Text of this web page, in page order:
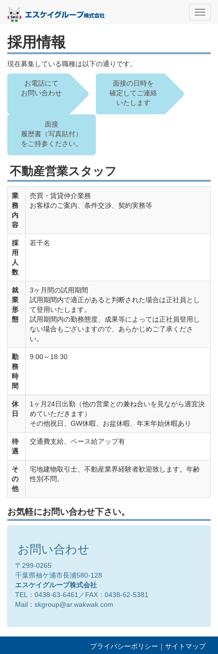
採用情報
現在募集している職種は以下の通りです。
お電話にて
お問い合わせ
面接の日時を
確定してご連絡
いたします
面接
履歴書（写真貼付）
をご持参ください。
不動産営業スタッフ
業
務
内
容
売買・賃貸仲介業務
お客様のご案内、条件交渉、契約実務等
採
用
人
数
若干名
就
業
形
態
3ヶ月間の試用期間
試用期間内で適正があると判断された場合は正社員とし
て登用いたします。
試用期間内の勤務態度、成果等によっては正社員登用し
ない場合もございますので、あらかじめご了承くださ
い。
勤
務
時
間
9:00～18:30
休
日
1ヶ月24日出勤（他の営業との兼ね合いを見ながら適宜決
めていただきます）
その他祝日、GW休暇、お盆休暇、年末年始休暇あり
待
遇
交通費支給、ベース給アップ有
そ
の
他
宅地建物取引士、不動産業界経験者歓迎致します。年齢
性別不問。
お気軽にお問い合わせ下さい。
お問い合わせ
〒299-0265
千葉県袖ケ浦市長浦580-128
エスケイグループ株式会社
TEL：0438-63-6461／FAX：0438-62-5381
Mail：skgroup@ar.wakwak.com
プライバシーポリシー ｜ サイトマップ